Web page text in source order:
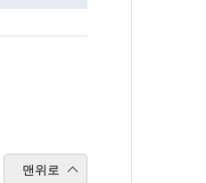
맨위로